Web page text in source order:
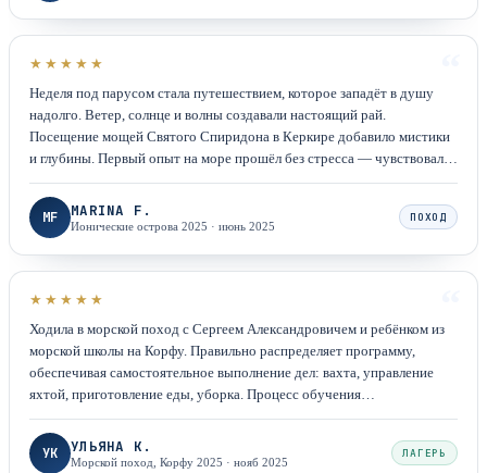
★★★★★
Неделя под парусом стала путешествием, которое западёт в душу
надолго. Ветер, солнце и волны создавали настоящий рай.
Посещение мощей Святого Спиридона в Керкире добавило мистики
и глубины. Первый опыт на море прошёл без стресса — чувствовали
себя в надёжных руках.
MF MARINA F.
Ионические острова 2025 · июнь 2025
ПОХОД
★★★★★
Ходила в морской поход с Сергеем Александровичем и ребёнком из
морской школы на Корфу. Правильно распределяет программу,
обеспечивая самостоятельное выполнение дел: вахта, управление
яхтой, приготовление еды, уборка. Процесс обучения
познавательный и интересный. Гуляли, путешествовали по городу,
играли, общались.
УК УЛЬЯНА К.
Морской поход, Корфу 2025 · нояб 2025
ЛАГЕРЬ